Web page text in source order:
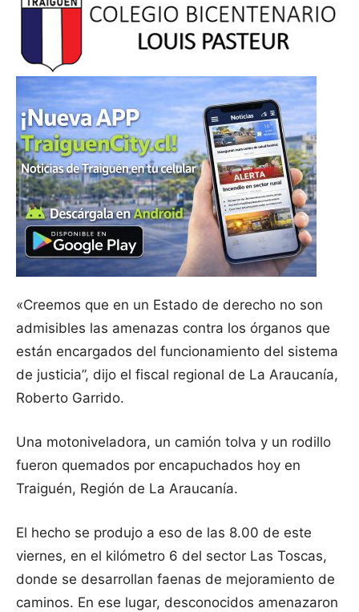
«Creemos que en un Estado de derecho no son
admisibles las amenazas contra los órganos que
están encargados del funcionamiento del sistema
de justicia”, dijo el fiscal regional de La Araucanía,
Roberto Garrido.
Una motoniveladora, un camión tolva y un rodillo
fueron quemados por encapuchados hoy en
Traiguén, Región de La Araucanía.
El hecho se produjo a eso de las 8.00 de este
viernes, en el kilómetro 6 del sector Las Toscas,
donde se desarrollan faenas de mejoramiento de
caminos. En ese lugar, desconocidos amenazaron